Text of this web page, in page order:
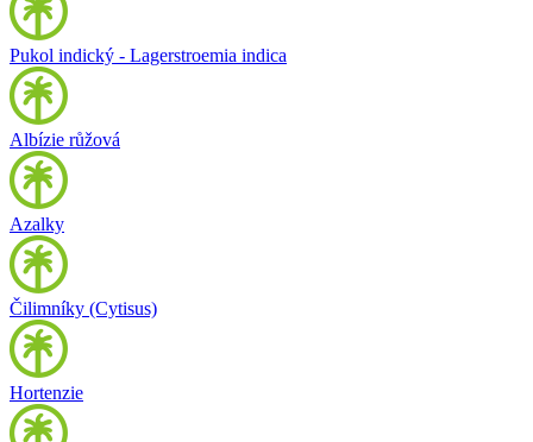
Pukol indický - Lagerstroemia indica
Albízie růžová
Azalky
Čilimníky (Cytisus)
Hortenzie